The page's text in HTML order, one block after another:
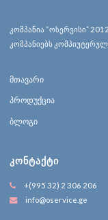
კომპანია “ოსერვისი”
კომპანიებს
მთავარი
პროდუქცია
ბლოგი
ᲙᲝᲜᲢᲐᲥᲢᲘ
+(995 32) 2 306 206
info@oservice.ge